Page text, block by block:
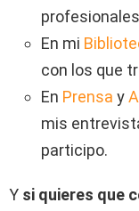
En mi
con los que
En Prensa y
mis
participo.
Y si quieres que